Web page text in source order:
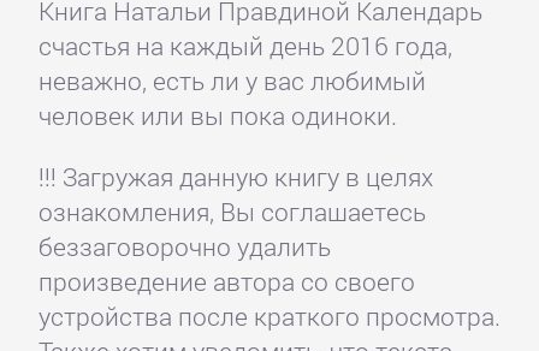
Книга Натальи Правдиной Календарь
счастья на каждый день 2016 года,
неважно, есть ли у вас любимый
человек или вы пока одиноки.
!!! Загружая данную книгу в целях
ознакомления, Вы соглашаетесь
беззаговорочно удалить
произведение автора со своего
устройства после краткого просмотра.